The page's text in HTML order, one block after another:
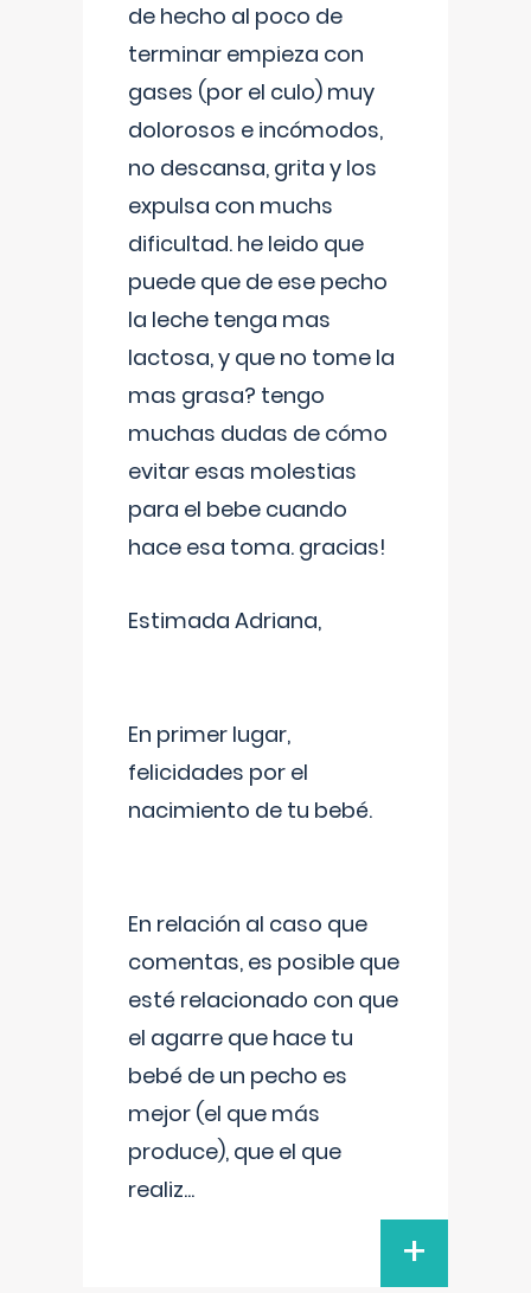
de hecho al poco de
terminar empieza con
gases (por el culo) muy
dolorosos e incómodos,
no descansa, grita y los
expulsa con muchs
dificultad. he leido que
puede que de ese pecho
la leche tenga mas
lactosa, y que no tome la
mas grasa? tengo
muchas dudas de cómo
evitar esas molestias
para el bebe cuando
hace esa toma. gracias!
Estimada Adriana,
En primer lugar,
felicidades por el
nacimiento de tu bebé.
En relación al caso que
comentas, es posible que
esté relacionado con que
el agarre que hace tu
bebé de un pecho es
mejor (el que más
produce), que el que
realiz...
+